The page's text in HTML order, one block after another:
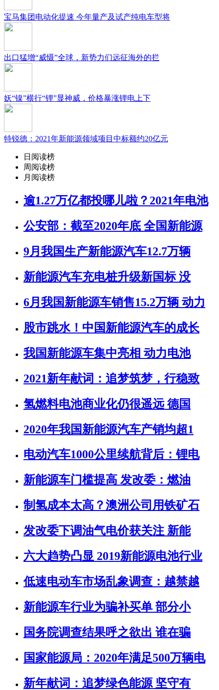
宝马集团电动化提速 今年量产及试产纯电车型将
出口猛增“威慑”全球，新势力们远征海外的拦
妖“镍”横行“锂”显神威，价格暴涨锂电上下
特锐德：2021年新能源领域项目中标额约20亿元
日阅读榜
周阅读榜
月阅读榜
逾1.27万亿都投哪儿啦？2021年电池
公安部：截至2020年底 全国新能源
9月我国生产新能源汽车12.7万辆
新能源汽车充电桩升级新国标 没
6月我国新能源车销售15.2万辆 动力
股市跳水！中国新能源汽车的成长
我国新能源车集中亮相 动力电池
2021新年献词：追梦筑梦，行稳致
氢燃料电池商业化仍很遥远 德国
2020年我国新能源汽车产销均超1
电动汽车1000公里续航背后：锂电
新能源车门槛提高 发改委：燃油
制氢成本太高？澳洲公司用铁矿石
发改委下调油气电价获关注 新能
六大趋势凸显 2019新能源电池行业
低速电动车市场乱象调查：越禁越
新能源车行业为骗补买单 部分小
国务院调查结果呼之欲出 谁在骗
国家能源局：2020年满足500万辆电
新年献词：追梦绿色能源 坚守有